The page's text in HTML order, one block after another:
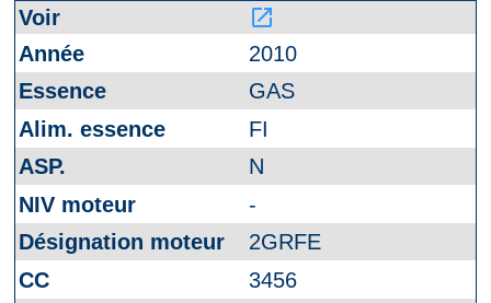
launch
2010
GAS
FI
N
-
2GRFE
3456